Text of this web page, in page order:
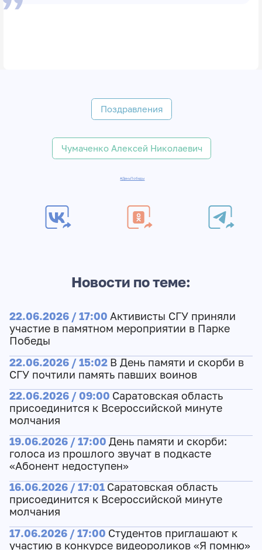
Поздравления
Чумаченко Алексей Николаевич
#ДеньПобеды
Новости по теме:
22.06.2026 / 17:00 Активисты СГУ приняли
участие в памятном мероприятии в Парке
Победы
22.06.2026 / 15:02 В День памяти и скорби в
СГУ почтили память павших воинов
22.06.2026 / 09:00 Саратовская область
присоединится к Всероссийской минуте
молчания
19.06.2026 / 17:00 День памяти и скорби:
голоса из прошлого звучат в подкасте
«Абонент недоступен»
16.06.2026 / 17:01 Саратовская область
присоединится к Всероссийской минуте
молчания
17.06.2026 / 17:00 Студентов приглашают к
участию в конкурсе видеороликов «Я помню»